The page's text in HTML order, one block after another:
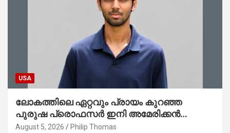
USA
ലോകത്തിലെ ഏറ്റവും പ്രായം കുറഞ്ഞ
പുരുഷ പ്രൊഫസർ ഇനി അമേരിക്കൻ
മലയാളി നേഥൻ തോമസ്
August 5, 2026 Philip Thomas